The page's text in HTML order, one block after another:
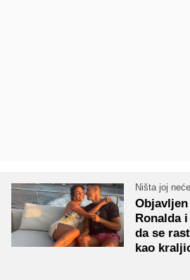
Ništa joj
Ronalda
da se
kao